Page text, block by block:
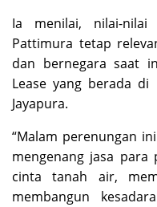
Ia menilai, nilai-nilai
Pattimura tetap
dan bernegara saat
Lease yang berada
Jayapura.
“Malam perenungan
mengenang jasa para
cinta tanah air,
membangun